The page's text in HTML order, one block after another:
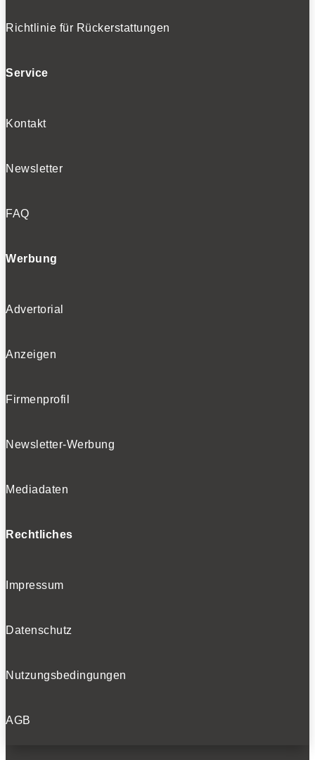
Richtlinie für Rückerstattungen
Service
Kontakt
Newsletter
FAQ
Werbung
Advertorial
Anzeigen
Firmenprofil
Newsletter-Werbung
Mediadaten
Rechtliches
Impressum
Datenschutz
Nutzungsbedingungen
AGB